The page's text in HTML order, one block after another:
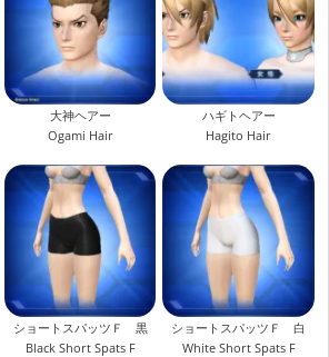
大神ヘアー
Ogami Hair
ハギトヘアー
Hagito Hair
ショートスパッツＦ 黒
Black Short Spats F
ショートスパッツＦ 白
White Short Spats F